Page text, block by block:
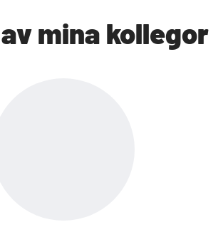
mina kollegor